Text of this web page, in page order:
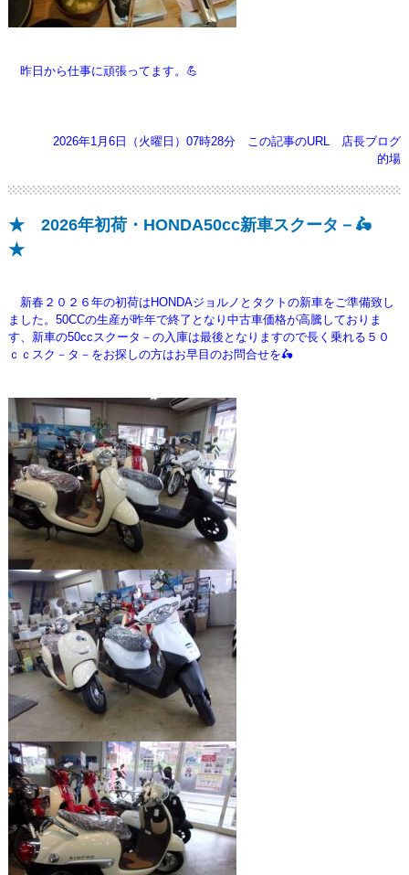
昨日から仕事に頑張ってます。💪
2026年1月6日（火曜日）07時28分 この記事のURL
店長ブログ
的場
★ 2026年初荷・HONDA50cc新車スクータ－🛵
★
新春２０２６年の初荷はHONDAジョルノとタクトの新車をご準備致し
ました。50CCの生産が昨年で終了となり中古車価格が高騰しておりま
す、新車の50ccスクータ－の入庫は最後となりますので長く乗れる５０
ｃｃスク－タ－をお探しの方はお早目のお問合せを🛵